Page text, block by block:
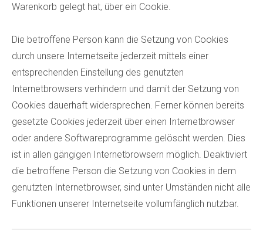
Warenkorb gelegt hat, über ein Cookie.
Die betroffene Person kann die Setzung von Cookies
durch unsere Internetseite jederzeit mittels einer
entsprechenden Einstellung des genutzten
Internetbrowsers verhindern und damit der Setzung von
Cookies dauerhaft widersprechen. Ferner können bereits
gesetzte Cookies jederzeit über einen Internetbrowser
oder andere Softwareprogramme gelöscht werden. Dies
ist in allen gängigen Internetbrowsern möglich. Deaktiviert
die betroffene Person die Setzung von Cookies in dem
genutzten Internetbrowser, sind unter Umständen nicht alle
Funktionen unserer Internetseite vollumfänglich nutzbar.